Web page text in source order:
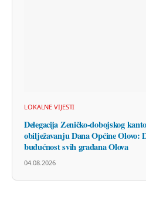
LOKALNE VIJESTI
Delegacija Zeničko-dobojskog
obilježavanju Dana Općine Olovo:
budućnost svih građana Olova
04.08.2026